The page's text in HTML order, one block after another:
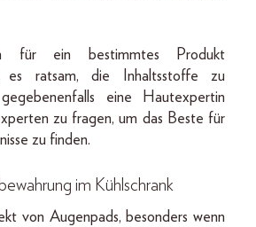
für ein bestimmtes Produkt
es ratsam, die Inhaltsstoffe zu
eine Hautexpertin
zu fragen, um das Beste für
zu finden.
im Kühlschrank
von Augenpads, besonders wenn